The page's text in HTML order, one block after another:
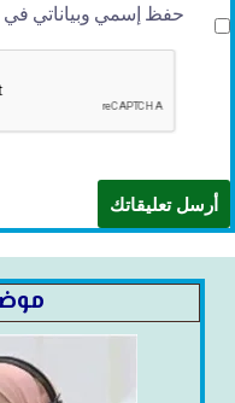
حفظ إسمي وبياناتي في